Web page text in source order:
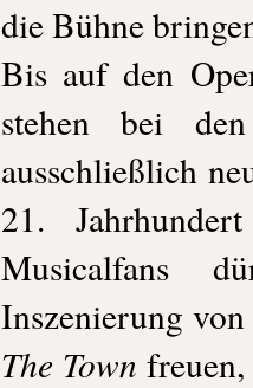
die Bühne
Bis auf den
stehen bei
ausschließlich
21.
Musicalfans
Inszenierung
The Town